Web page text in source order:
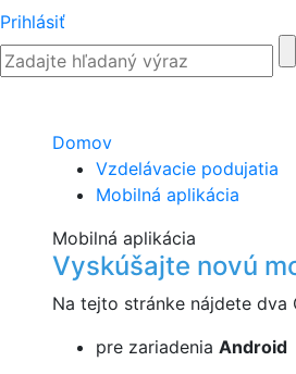
Prihlásiť
Domov
Vzdelávacie podujatia
Mobilná aplikácia
Mobilná aplikácia
Vyskúšajte novú
Na tejto stránke nájdete dva
pre zariadenia Android